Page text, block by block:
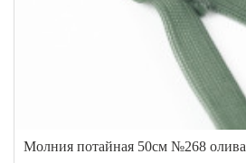
Молния потайная 50см №268 олива